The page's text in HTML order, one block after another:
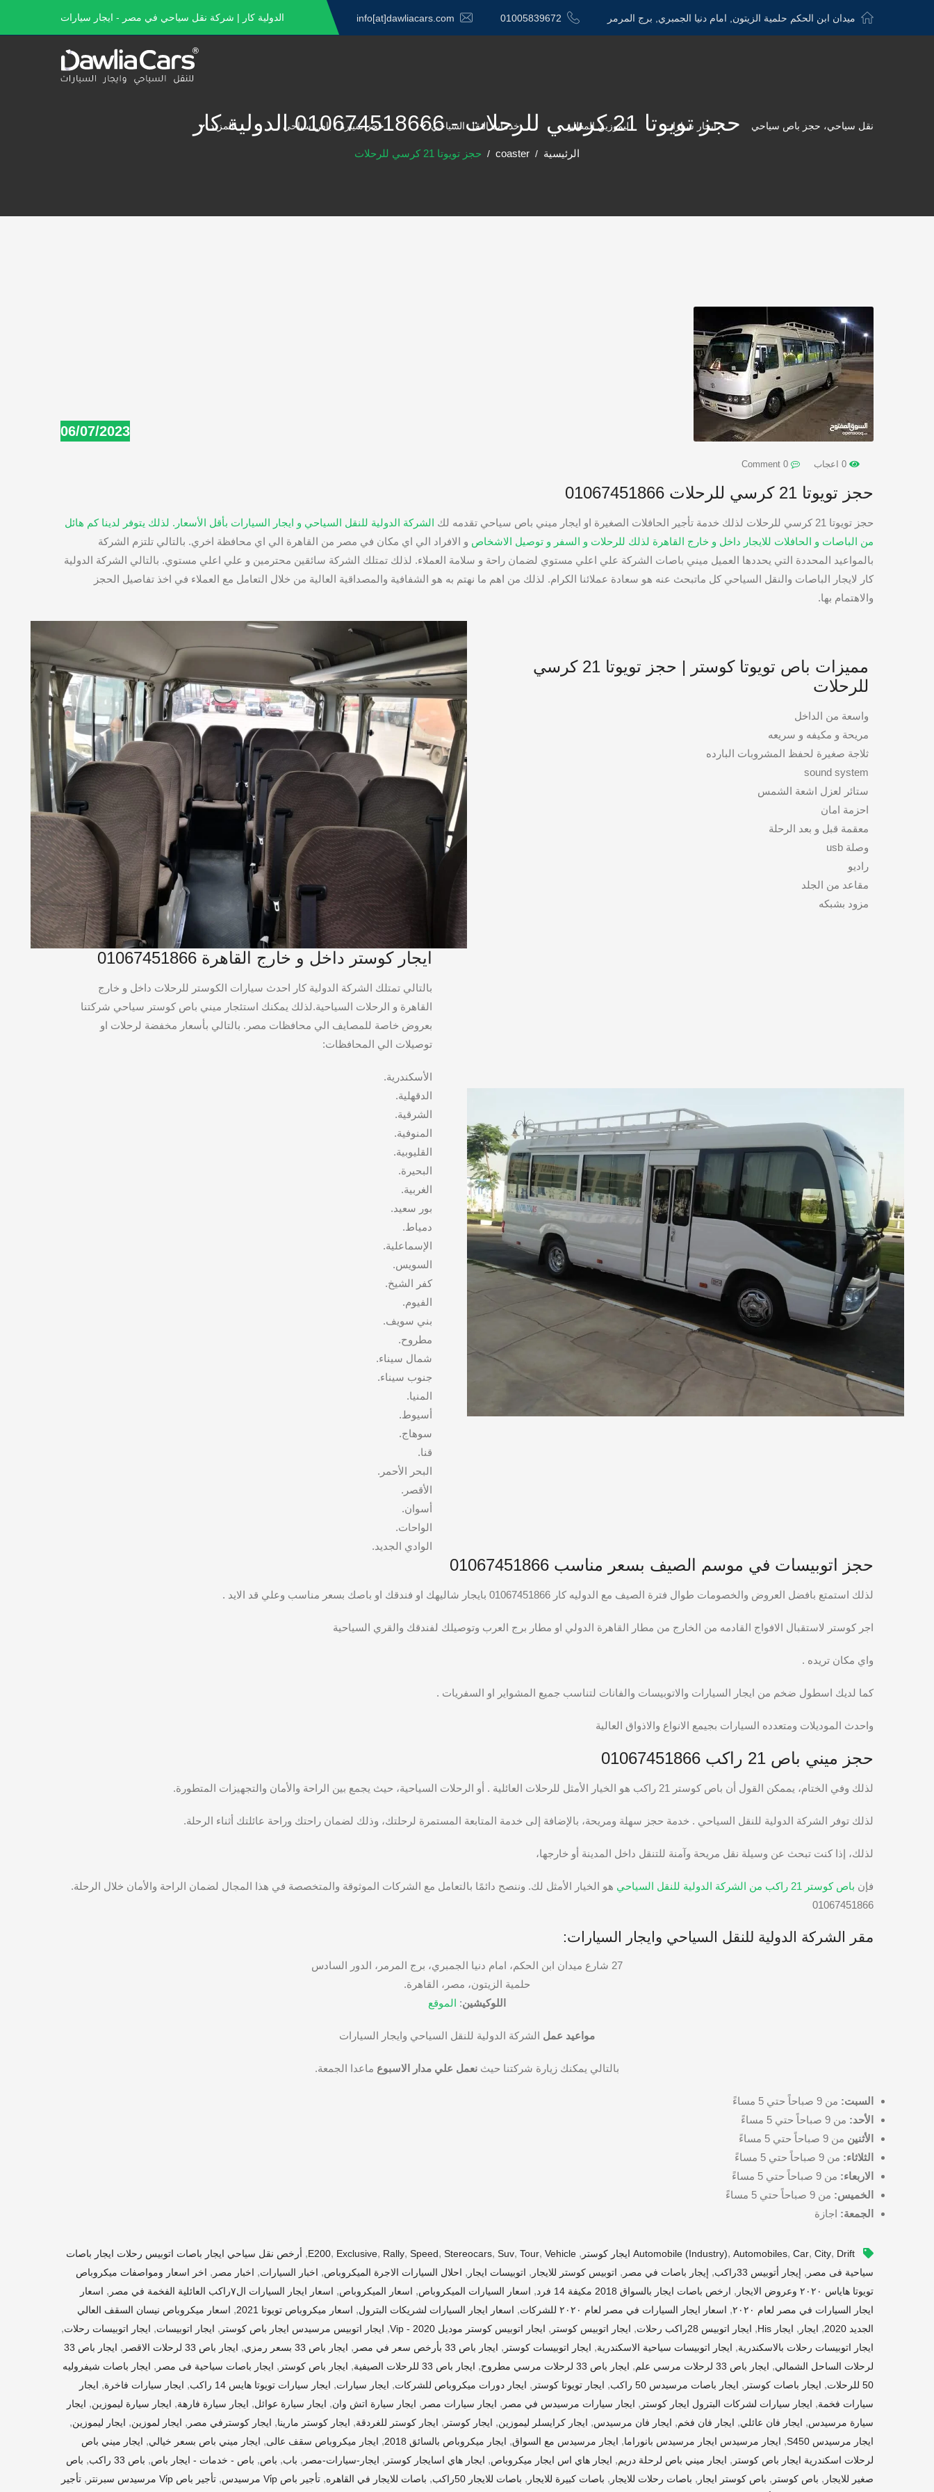
الدولية كار | شركة نقل سياحي في مصر - ايجار سيارات ميدان ابن الحكم حلمية الزيتون, امام دنيا الجمبري, برج المرمر 01005839672
info[at]dawliacars.com
نقل سياحي، حجز باص سياحي ايجار سيارات ليموزين المطار خدمات النقل السياحي حجز سيارة / باص سياحي المزيد حجز تويوتا 21 كرسي للرحلات - 010674518666 الدولية كار
الرئيسية coaster حجز تويوتا 21 كرسي للرحلات
06/07/2023
حجز تويوتا 21 كرسي للرحلات 01067451866
حجز تويوتا 21 كرسي للرحلات لذلك خدمة تأجير الحافلات الصغيرة او ايجار ميني باص سياحي تقدمه لك
الشركة الدولية للنقل السياحي و ايجار السيارات بأقل الأسعار. لذلك يتوفر لدينا كم هائل
من الباصات و الحافلات للايجار داخل و خارج القاهرة لذلك للرحلات و السفر و توصيل الاشخاص و الافراد الي اي مكان في مصر من القاهرة الي اي محافظة اخري. بالتالي تلتزم الشركة
بالمواعيد المحددة التي يحددها العميل ميني باصات الشركة علي اعلي مستوي لضمان راحة و سلامة العملاء. لذلك تمتلك الشركة سائقين محترمين و علي اعلي مستوي. بالتالي الشركة الدولية
كار لايجار الباصات والنقل السياحي كل ماتبحث عنه هو سعادة عملائنا الكرام. لذلك من اهم ما نهتم به هو الشفافية والمصداقية العالية من خلال التعامل مع العملاء في اخذ تفاصيل الحجز
والاهتمام بها.
مميزات باص تويوتا كوستر | حجز تويوتا 21 كرسي
للرحلات
واسعة من الداخل
مريحة و مكيفه و سريعه
ثلاجة صغيرة لحفظ المشروبات البارده
sound system
ستائر لعزل اشعة الشمس
احزمة امان
معقمة قبل و بعد الرحلة
وصلة usb
راديو
مقاعد من الجلد
مزود بشبكه
ايجار كوستر داخل و خارج القاهرة 01067451866
بالتالي تمتلك الشركة الدولية كار احدث سيارات الكوستر للرحلات داخل و خارج
القاهرة و الرحلات السياحية.لذلك يمكنك استئجار ميني باص كوستر سياحي شركتنا
بعروض خاصة للمصايف الي محافظات مصر. بالتالي بأسعار مخفضة لرحلات او
توصيلات الي المحافظات:
الأسكندرية.
الدقهلية.
الشرقية.
المنوفية.
القليوبية.
البحيرة.
الغربية.
بور سعيد.
دمياط.
الإسماعلية.
السويس.
كفر الشيخ.
الفيوم.
بني سويف.
مطروح.
شمال سيناء.
جنوب سيناء.
المنيا.
أسيوط.
سوهاج.
قنا.
البحر الأحمر.
الأقصر.
أسوان.
الواحات.
الوادي الجديد.
حجز اتوبيسات في موسم الصيف بسعر مناسب 01067451866
لذلك استمتع بافضل العروض والخصومات طوال فترة الصيف مع الدوليه كار 01067451866 بايجار شاليهك او فندقك او باصك بسعر مناسب وعلي قد الايد .
اجر كوستر لاستقبال الافواج القادمه من الخارج من مطار القاهرة الدولي او مطار برج العرب وتوصيلك لفندقك والقري السياحية
واي مكان تريده .
كما لديك اسطول ضخم من ايجار السيارات والاتوبيسات والفانات لتناسب جميع المشواير او السفريات .
واحدث الموديلات ومتعدده السيارات بجيمع الانواع والاذواق العالية
حجز ميني باص 21 راكب 01067451866
لذلك وفي الختام، يممكن القول أن باص كوستر 21 راكب هو الخيار الأمثل للرحلات العائلية . أو الرحلات السياحية، حيث يجمع بين الراحة والأمان والتجهيزات المتطورة.
لذلك توفر الشركة الدولية للنقل السياحي . خدمة حجز سهلة ومريحة، بالإضافة إلى خدمة المتابعة المستمرة لرحلتك، وذلك لضمان راحتك وراحة عائلتك أثناء الرحلة.
لذلك، إذا كنت تبحث عن وسيلة نقل مريحة وآمنة للتنقل داخل المدينة أو خارجها،
فإن باص كوستر 21 راكب من الشركة الدولية للنقل السياحي
هو الخيار الأمثل لك. وننصح دائمًا بالتعامل مع الشركات الموثوقة والمتخصصة في هذا المجال لضمان الراحة والأمان خلال الرحلة.
01067451866
مقر الشركة الدولية للنقل السياحي وايجار السيارات:
27 شارع ميدان ابن الحكم، امام دنيا الجمبري، برج المرمر، الدور السادس
حلمية الزيتون، مصر، القاهرة.
اللوكيشين: الموقع
مواعيد عمل الشركة الدولية للنقل السياحي وايجار السيارات
بالتالي يمكنك زيارة شركتنا حيث نعمل علي مدار الاسبوع ماعدا الجمعة.
السبت: من 9 صباحاً حتي 5 مساءً
الأحد: من 9 صباحاً حتي 5 مساءً
الأثنين من 9 صباحاً حتي 5 مساءً
الثلاثاء: من 9 صباحاً حتي 5 مساءً
الاربعاء: من 9 صباحاً حتي 5 مساءً
الخميس: من 9 صباحاً حتي 5 مساءً
الجمعة: اجازة
Automobile (industry), Automobiles, Car, City, Drift ايجار كوستر ,
E200, Exclusive, Rally, Speed, Stereocars, Suv, Tour, Vehicle
, أرخص نقل سياحي ايجار باصات اتوبيس رحلات ايجار باصات
سياحية فى مصر , إيجار أتوبيس 33راكب , إيجار باصات في مصر , اتوبيس كوستر للايجار , اتوبيسات ايجار , احلال السيارات الاجرة الميكروباص, اخبار السيارات, اخبار مصر , اخر اسعار ومواصفات ميكروباص
تويوتا هاياس ٢٠٢٠ وعروض الايجار
, ارخص باصات ايجار بالسواق 2018 مكيفة 14 فرد , اسعار السيارات الميكروباص, اسعار الميكروباص, اسعار ايجار السيارات ال٧راكب العائلية الفخمة في مصر , اسعار
ايجار السيارات في مصر لعام ٢٠٢٠
, اسعار ايجار السيارات في مصر لعام ٢٠٢٠ للشركات , اسعار ايجار السيارات لشريكات البترول, اسعار ميكروباص تويوتا 2021 , اسعار ميكروباص نيسان السقف العالي
الجديد 2020
, ايجار , ايجار His , ايجار اتوبيس 28راكب رحلات , ايجار اتوبيس كوستر , ايجار اتوبيس كوستر موديل 2020 - Vip , ايجار اتوبيس مرسيدس ايجار باص كوستر , ايجار اتوبيسات, ايجار اتوبيسات رحلات,
ايجار اتوبيسات رحلات بالاسكندرية, ايجار اتوبيسات سياحية الاسكندرية, ايجار اتوبيسات كوستر , ايجار باص 33 بأرخص سعر في مصر , ايجار باص 33 بسعر رمزي , ايجار باص 33 لرحلات الاقصر ,
ايجار باص 33
لرحلات الساحل الشمالي, ايجار باص 33 لرحلات مرسي علم , ايجار باص 33 لرحلات مرسي مطروح , ايجار باص 33 للرحلات الصيفية , ايجار باص كوستر , ايجار باصات سياحية فى مصر , ايجار باصات شيفروليه
50 للرحلات
, ايجار باصات كوستر , ايجار باصات مرسيدس 50 راكب , ايجار تويوتا كوستر , ايجار دورات ميكروباص للشركات, ايجار سيارات, ايجار سيارات تويوتا هايس 14 راكب , ايجار سيارات فاخرة, ايجار
سيارات فخمة, ايجار سيارات لشركات البترول ايجار كوستر , ايجار سيارات مرسيدس في مصر , ايجار سيارات مصر , ايجار سيارة اتش وان, ايجار سيارة عوائل, ايجار سيارة فارهة, ايجار سيارة ليموزين, ايجار
سيارة مرسيدس, ايجار فان عائلي, ايجار فان فخم, ايجار فان مرسيدس, ايجار كرايسلر ليموزين, ايجار كوستر , ايجار كوستر للغردقة, ايجار كوستر مارينا, ايجار كوسترفي مصر , ايجار لموزين, ايجار ليموزين,
ايجار مرسيدس S450 , ايجار مرسيدس ايجار مرسيدس بانوراما, ايجار مرسيدس مع السواق, ايجار ميكروباص بالسائق 2018 , ايجار ميكروباص سقف عالى, ايجار ميني باص بسعر خيالي, ايجار ميني باص
لرحلات اسكندرية ايجار باص كوستر , ايجار ميني باص لرحلة دريم, ايجار هاي اس ايجار ميكروباص, ايجار هاي اسايجار كوستر , ايجار-سيارات-مصر , باب, باص, باص - خدمات - ايجار باص, باص 33 راكب , باص
صغير للايجار , باص كوستر , باص كوستر ايجار , باصات رحلات للايجار , باصات كبيرة للايجار , باصات للايجار 50راكب , باصات للايجار في القاهره, تأجير باص Vi̇p مرسيدس , تأجير باص Vi̇p مرسيدس سبرنتر , تأجير